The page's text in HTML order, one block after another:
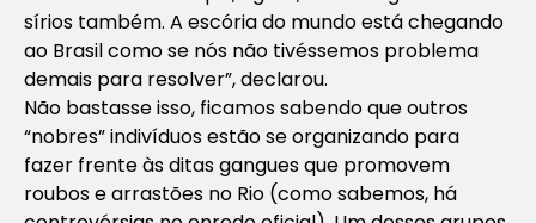
sírios também. A escória do mundo está chegando
ao Brasil como se nós não tivéssemos problema
demais para resolver”, declarou.
Não bastasse isso, ficamos sabendo que outros
“nobres” indivíduos estão se organizando para
fazer frente às ditas gangues que promovem
roubos e arrastões no Rio (como sabemos, há